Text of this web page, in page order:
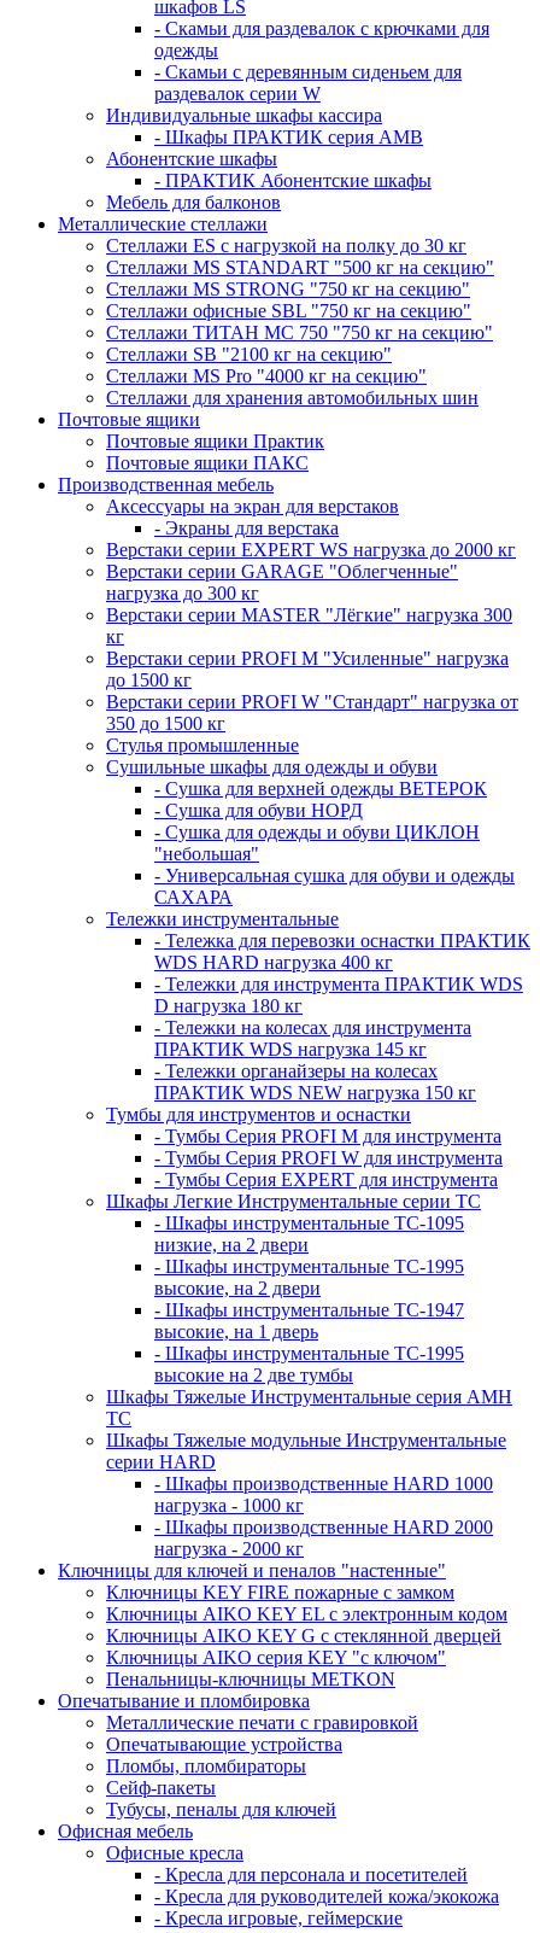
шкафов LS
- Скамьи для раздевалок с крючками для
одежды
- Скамьи с деревянным сиденьем для
раздевалок серии W
Индивидуальные шкафы кассира
- Шкафы ПРАКТИК серия AMB
Абонентские шкафы
- ПРАКТИК Абонентские шкафы
Мебель для балконов
Металлические стеллажи
Стеллажи ES с нагрузкой на полку до 30 кг
Стеллажи MS STANDART "500 кг на секцию"
Стеллажи MS STRONG "750 кг на секцию"
Стеллажи офисные SBL "750 кг на секцию"
Стеллажи ТИТАН МС 750 "750 кг на секцию"
Стеллажи SB "2100 кг на секцию"
Стеллажи MS Pro "4000 кг на секцию"
Стеллажи для хранения автомобильных шин
Почтовые ящики
Почтовые ящики Практик
Почтовые ящики ПАКС
Производственная мебель
Аксессуары на экран для верстаков
- Экраны для верстака
Верстаки серии EXPERT WS нагрузка до 2000 кг
Верстаки серии GARAGE "Облегченные"
нагрузка до 300 кг
Верстаки серии MASTER "Лёгкие" нагрузка 300
кг
Верстаки серии PROFI M "Усиленные" нагрузка
до 1500 кг
Верстаки серии PROFI W "Стандарт" нагрузка от
350 до 1500 кг
Стулья промышленные
Сушильные шкафы для одежды и обуви
- Сушка для верхней одежды ВЕТЕРОК
- Сушка для обуви НОРД
- Сушка для одежды и обуви ЦИКЛОН
"небольшая"
- Универсальная сушка для обуви и одежды
САХАРА
Тележки инструментальные
- Тележка для перевозки оснастки ПРАКТИК
WDS HARD нагрузка 400 кг
- Тележки для инструмента ПРАКТИК WDS
D нагрузка 180 кг
- Тележки на колесах для инструмента
ПРАКТИК WDS нагрузка 145 кг
- Тележки органайзеры на колесах
ПРАКТИК WDS NEW нагрузка 150 кг
Тумбы для инструментов и оснастки
- Тумбы Серия PROFI M для инструмента
- Тумбы Серия PROFI W для инструмента
- Тумбы Серия EXPERT для инструмента
Шкафы Легкие Инструментальные серии ТС
- Шкафы инструментальные TC-1095
низкие, на 2 двери
- Шкафы инструментальные TC-1995
высокие, на 2 двери
- Шкафы инструментальные ТС-1947
высокие, на 1 дверь
- Шкафы инструментальные ТС-1995
высокие на 2 две тумбы
Шкафы Тяжелые Инструментальные серия AMH
TC
Шкафы Тяжелые модульные Инструментальные
серии HARD
- Шкафы производственные HARD 1000
нагрузка - 1000 кг
- Шкафы производственные HARD 2000
нагрузка - 2000 кг
Ключницы для ключей и пеналов "настенные"
Ключницы KEY FIRE пожарные с замком
Ключницы AIKO KEY EL с электронным кодом
Ключницы AIKO KEY G с стеклянной дверцей
Ключницы AIKO серия KEY "с ключом"
Пенальницы-ключницы METKON
Опечатывание и пломбировка
Металлические печати с гравировкой
Опечатывающие устройства
Пломбы, пломбираторы
Сейф-пакеты
Тубусы, пеналы для ключей
Офисная мебель
Офисные кресла
- Кресла для персонала и посетителей
- Кресла для руководителей кожа/экокожа
- Кресла игровые, геймерские